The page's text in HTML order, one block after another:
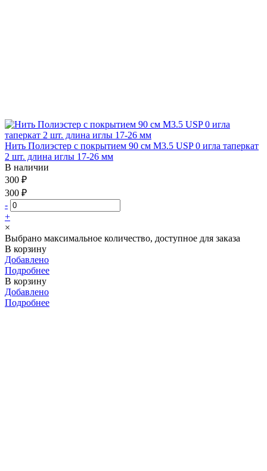
Нить Полиэстер с покрытием 90 см М3.5 USP 0 игла таперкат
2 шт. длина иглы 17-26 мм
В наличии
300 ₽
300 ₽
-
+
×
Выбрано максимальное количество, доступное для заказа
В корзину
Добавлено
Подробнее
В корзину
Добавлено
Подробнее